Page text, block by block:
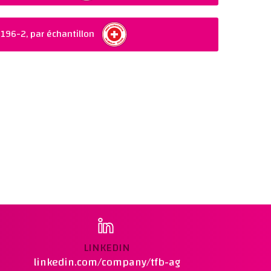
2, par échantillon
LINKEDIN
linkedin.com/company/tfb-ag